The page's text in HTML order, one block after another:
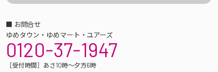
■ お問合せ
ゆめタウン・ゆめマート・ユアーズ
0120-37-1947
［受付時間］あさ10時～夕方6時